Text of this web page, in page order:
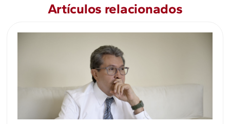
Artículos relacionados